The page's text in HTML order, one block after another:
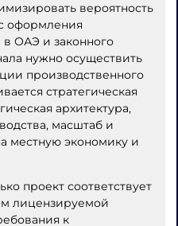
вероятность
оформления
ОАЭ и законного
нужно осуществить
производственного
стратегическая
архитектура,
масштаб и
местную экономику и
проект соответствует
лицензируемой
к